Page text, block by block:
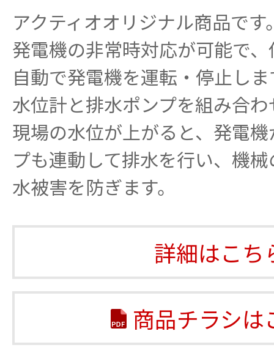
アクティオオリジナル商品です
発電機の非常時対応が可能で
自動で発電機を運転・停止しま
水位計と排水ポンプを組み合
現場の水位が上がると、発電
プも連動して排水を行い、機
水被害を防ぎます。
詳細はこち
商品チラシは